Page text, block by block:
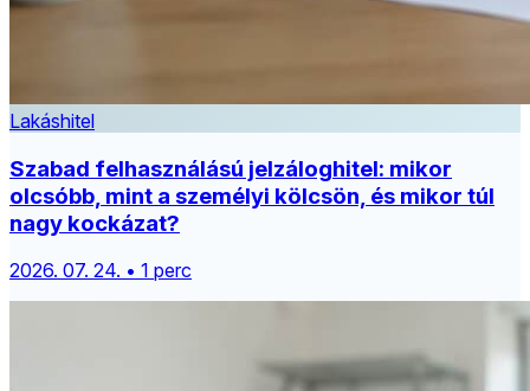
Lakáshitel
Szabad felhasználású jelzáloghitel: mikor
olcsóbb, mint a személyi kölcsön, és mikor túl
nagy kockázat?
2026. 07. 24. • 1 perc